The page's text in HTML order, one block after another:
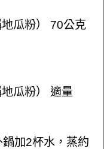
瓜粉） 70公克
瓜粉） 適量
加2杯水，蒸約